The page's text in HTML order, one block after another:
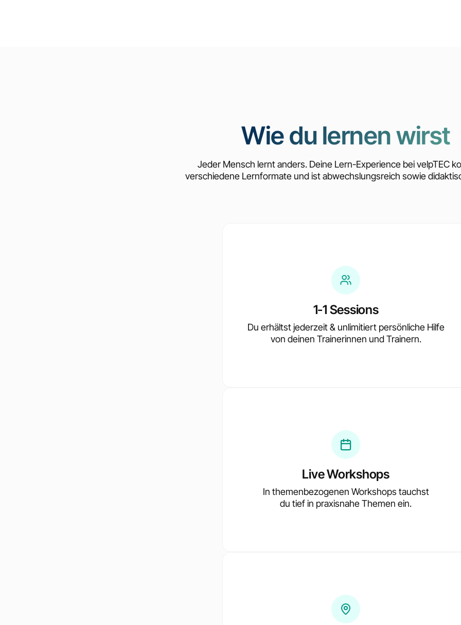
Wie du lernen wirst
Jeder Mensch lernt anders. Deine Lern-Experience bei velpTEC
verschiedene Lernformate und ist abwechslungsreich sowie
1-1 Sessions
Du erhältst jederzeit & unlimitiert persönliche Hilfe
von deinen Trainerinnen und Trainern.
Live Workshops
In themenbezogenen Workshops tauchst
du tief in praxisnahe Themen ein.